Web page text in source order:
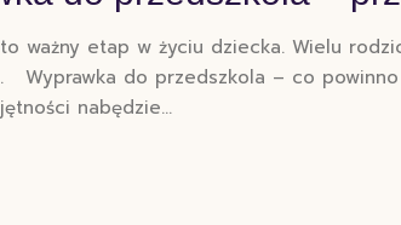
ważny etap w życiu dziecka. Wielu
Wyprawka do przedszkola – co
nabędzie…